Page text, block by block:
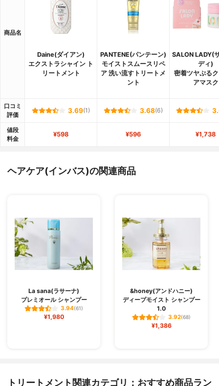
商品名
Daine(ダイアン)
エクストラシャイン ト
リートメント
PANTENE(パンテーン)
モイストスムースリペ
ア 洗い流すトリートメ
ント
SALON LADY(
ディ)
密着ツヤぷる
アマスク
口コミ
評価
3.69(1) 3.68(6)
値段
料金
¥598 ¥596 ¥1,738
ヘアケア(インバス)の関連商品
La sana(ラサーナ)
プレミオール シャンプー
3.94(61)
¥1,980
&honey(アンドハニー)
ディープモイスト シャンプー
1.0
3.92(68)
¥1,386
トリートメント関連カテゴリ：おすすめ商品ラン